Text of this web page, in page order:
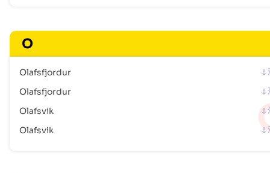
O
Olafsfjordur
Olafsfjordur
Olafsvik
Olafsvik